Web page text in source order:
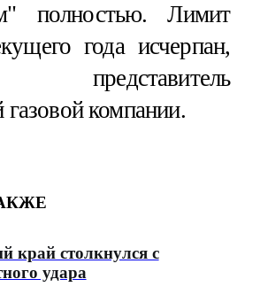
полностью. Лимит
года исчерпан,
представитель
газовой компании.
край столкнулся с
удара